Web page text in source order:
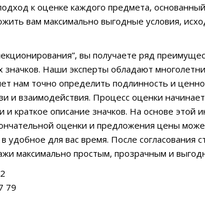
к оценке каждого предмета,
вам максимально выгодные условия,
вы получаете ряд
Наши эксперты обладают
нам точно определить подлинность и
и взаимодействия. Процесс оценки
краткое описание значков. На основе
оценки и предложения цены
удобное для вас время. После
максимально простым, прозрачным и
79